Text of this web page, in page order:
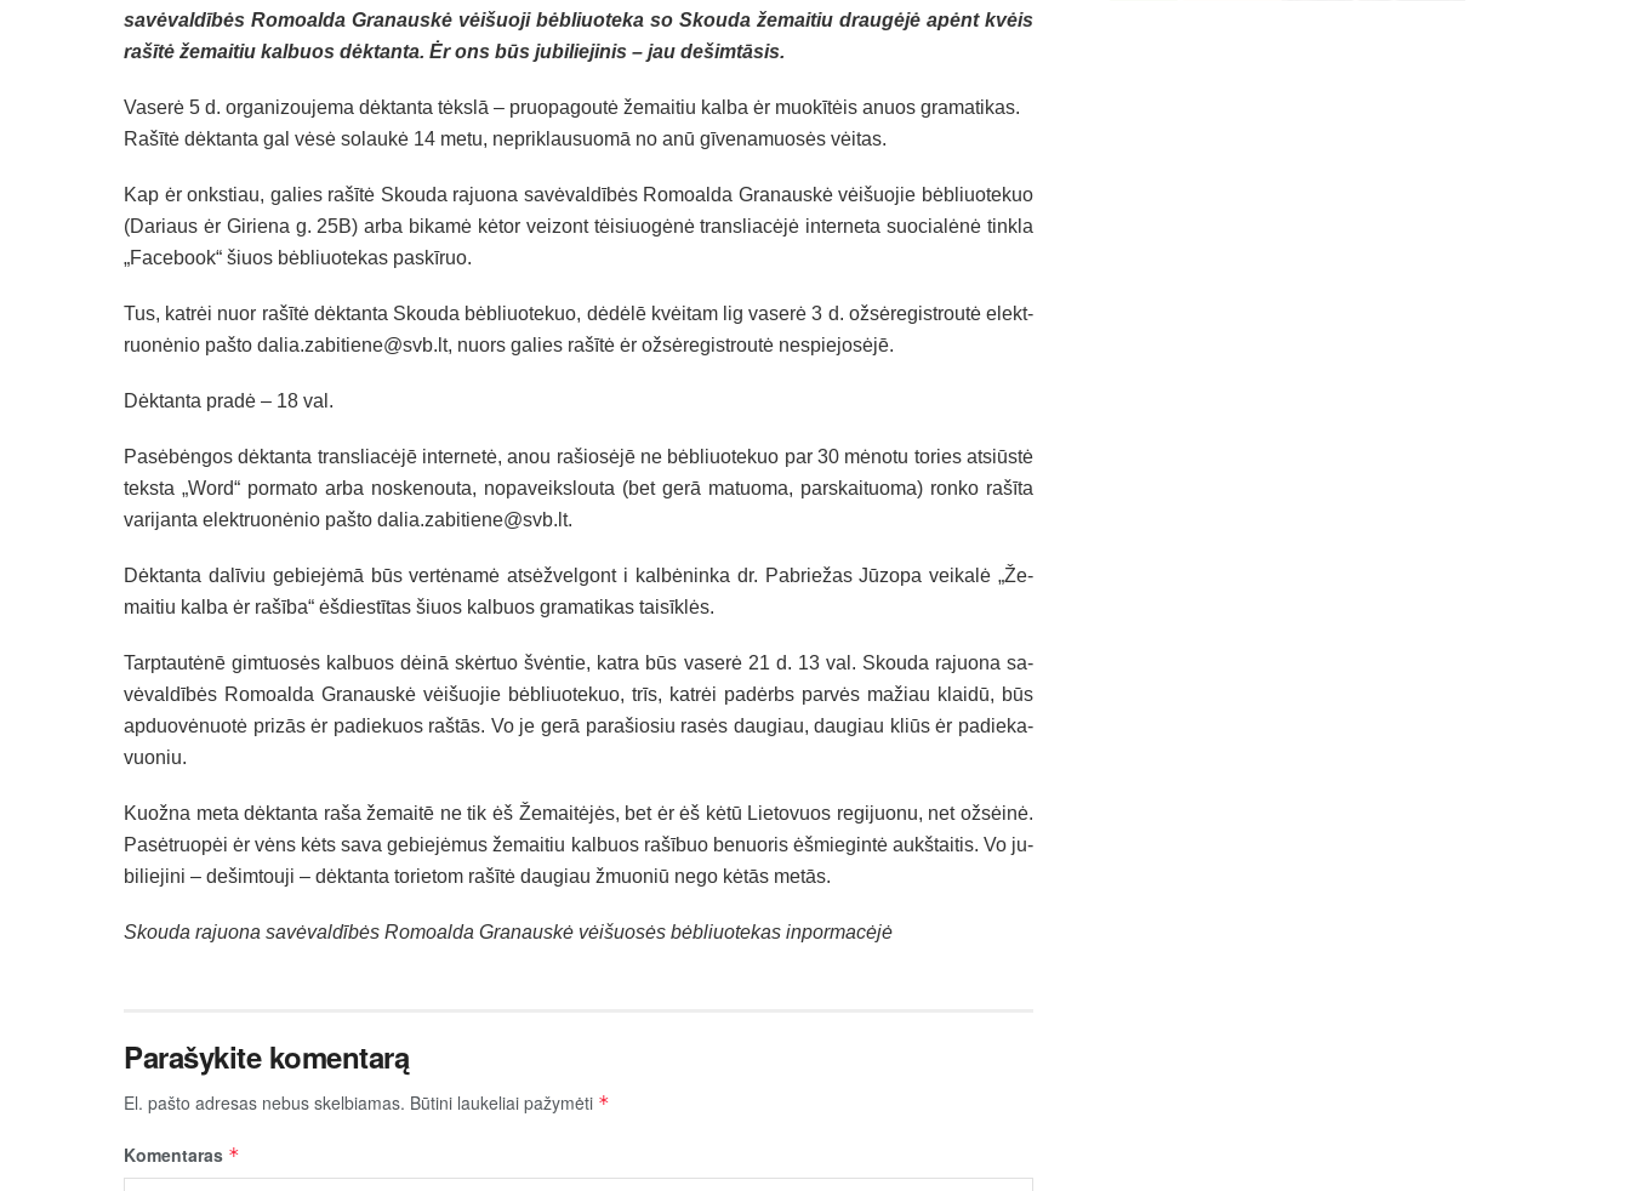
sa­vė­valdī­bės Ro­moal­da Gra­naus­kė vėi­šuo­ji bėb­liuo­te­ka so Skou­da že­mai­tiu drau­gė­jė apėnt kvėis
rašī­tė že­mai­tiu kal­buos dėk­tan­ta. Ėr ons būs ju­bi­lie­ji­nis – jau de­šimtā­sis.
Va­se­rė 5 d. or­ga­ni­zou­je­ma dėk­tan­ta tėkslā – pruo­pa­gou­tė že­mai­tiu kal­ba ėr muokī­tėis anuos gra­ma­ti­kas.
Rašī­tė dėk­tan­ta gal vė­sė so­lau­kė 14 me­tu, ne­prik­lau­suomā no anū gīve­na­muo­sės vėi­tas.
Kap ėr onks­tiau, ga­lies rašī­tė Skou­da ra­juo­na sa­vė­valdī­bės Ro­moal­da Gra­naus­kė vėi­šuo­jie bėb­liuo­te­kuo
(Da­riaus ėr Gi­rie­na g. 25B) ar­ba bi­ka­mė kė­tor vei­zont tėi­siuo­gė­nė trans­lia­cė­jė in­ter­ne­ta suo­cia­lė­nė tink­la
„Fa­ce­book“ šiuos bėb­liuo­te­kas pa­skīruo.
Tus, kat­rėi nuo­r rašī­tė dėk­tan­ta Skou­da bėb­liuo­te­kuo, dė­dėlē kvėi­tam lig va­se­rė 3 d. ož­sė­re­gist­rou­tė elekt­
ruo­nė­nio pa­što da­lia.zabitiene@svb.lt, nuo­rs ga­lies rašī­tė ėr ož­sė­re­gist­rou­tė ne­spie­jo­sėjē.
Dėk­tan­ta pra­dė – 18 val.
Pa­sė­bėn­gos dėk­tan­ta trans­lia­cėjē in­ter­ne­tė, anou ra­šio­sėjē ne bėb­liuo­te­kuo par 30 mė­no­tu to­ries at­siūs­tė
teks­ta „Word“ po­rma­to ar­ba nos­ke­nou­ta, no­pa­veiks­lou­ta (bet gerā ma­tuo­ma, par­skai­tuo­ma) ron­ko rašī­ta
va­ri­jan­ta elekt­ruo­nė­nio pa­što da­lia.zabitiene@svb.lt.
Dėk­tan­ta dalī­viu ge­bie­jėmā būs ver­tė­na­mė at­sėž­vel­gont i kal­bė­nin­ka dr. Pab­rie­žas Jū­zo­pa vei­ka­lė „Že­
mai­tiu kal­ba ėr rašī­ba“ ėš­diestī­tas šiuos kal­buos gra­ma­ti­kas taisīk­lės.
Tarp­tau­tėnē gim­tuo­sės kal­buos dėinā skėr­tuo švėn­tie, kat­ra būs va­se­rė 21 d. 13 val. Skou­da ra­juo­na sa­
vė­valdī­bės Ro­moal­da Gra­naus­kė vėi­šuo­jie bėb­liuo­te­kuo, trīs, kat­rėi pa­dėrbs par­vės ma­žiau klai­dū, būs
ap­duo­vė­nuo­tė pri­zās ėr pa­die­kuos raštās. Vo je gerā pa­ra­šio­siu ra­sės dau­giau, dau­giau kliūs ėr pa­die­ka­
vuo­niu.
Kuož­na me­ta dėk­tan­ta ra­ša že­maitē ne tik ėš Že­mai­tė­jės, bet ėr ėš kė­tū Lie­to­vuos re­gi­juo­nu, net ož­sėi­nė.
Pa­sėt­ruo­pėi ėr vėns kėts sa­va ge­bie­jė­mus že­mai­tiu kal­buos rašī­buo be­nuo­ris ėš­mie­gin­tė aukš­tai­tis. Vo ju­
bi­lie­ji­ni – de­šim­tou­ji – dėk­tan­ta to­rie­tom rašī­tė dau­giau žmuo­niū ne­go kėtās metās.
Skou­da ra­juo­na sa­vė­valdī­bės Ro­moal­da Gra­naus­kė vėi­šuo­sės bėb­liuo­te­kas in­por­ma­cė­jė
Parašykite komentarą
El. pašto adresas nebus skelbiamas. Būtini laukeliai pažymėti *
Komentaras *